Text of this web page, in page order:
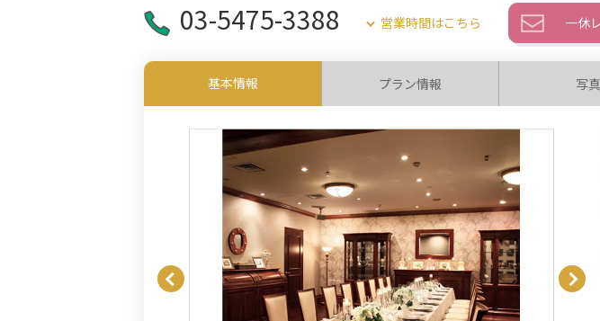
03-5475-3388 営業時間はこちら 一休
基本情報 プラン情報 写真